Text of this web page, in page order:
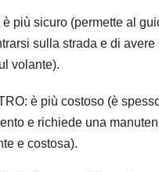
è più sicuro (permette al
sulla strada e di avere
volante).
è più costoso (è
e richiede una
e costosa).